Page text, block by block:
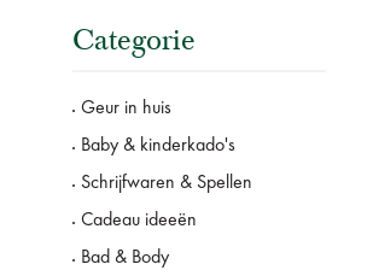
Categorie
Geur in huis
Baby & kinderkado's
Schrijfwaren & Spellen
Cadeau ideeën
Bad & Body